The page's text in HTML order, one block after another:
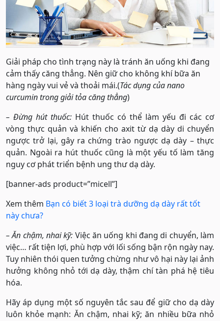
Giải pháp cho tình trạng này là tránh ăn uống khi đang
cảm thấy căng thẳng. Nên giữ cho không khí bữa ăn
hàng ngày vui vẻ và thoải mái.(Tác dụng của nano
curcumin trong giải tỏa căng thẳng)
– Đừng hút thuốc: Hút thuốc có thể làm yếu đi các cơ
vòng thực quản và khiến cho axit từ dạ dày di chuyển
ngược trở lại, gây ra chứng trào ngược dạ dày – thực
quản. Ngoài ra hút thuốc cũng là một yếu tố làm tăng
nguy cơ phát triển bệnh ung thư dạ dày.
[banner-ads product=”micell”]
Xem thêm Bạn có biết 3 loại trà dưỡng dạ dày rất tốt
này chưa?
– Ăn chậm, nhai kỹ: Việc ăn uống khi đang di chuyển, làm
việc… rất tiện lợi, phù hợp với lối sống bận rộn ngày nay.
Tuy nhiên thói quen tưởng chừng như vô hại này lại ảnh
hưởng không nhỏ tới dạ dày, thậm chí tàn phá hệ tiêu
hóa.
Hãy áp dụng một số nguyên tắc sau để giữ cho dạ dày
luôn khỏe mạnh: Ăn chậm, nhai kỹ; ăn nhiều bữa nhỏ